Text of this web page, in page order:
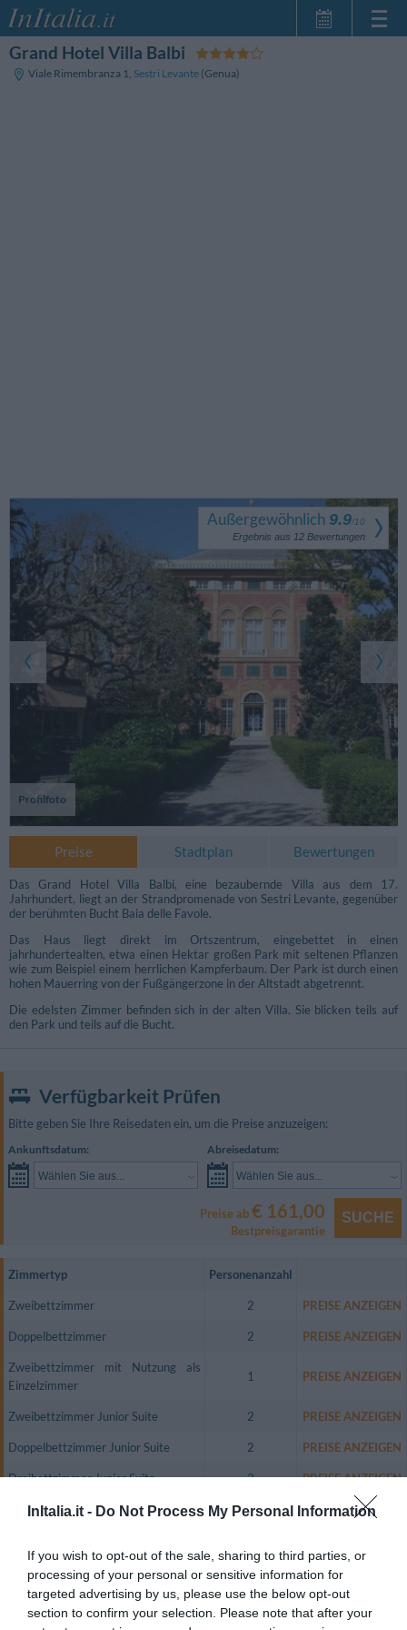
InItalia.it - Do Not Process My Personal Information
If you wish to opt-out of the sale, sharing to third parties, or
processing of your personal or sensitive information for
targeted advertising by us, please use the below opt-out
section to confirm your selection. Please note that after your
Grand Hotel Villa Balbi
Viale Rimembranza 1, Sestri Levante (Genua)
Profilfoto
Außergewöhnlich 9.9/10
Ergebnis aus 12 Bewertungen
Preise Stadtplan Bewertungen
Das Grand Hotel Villa Balbi, eine bezaubernde Villa aus dem 17.
Jahrhundert, liegt an der Strandpromenade von Sestri Levante, gegenüber
der berühmten Bucht Baia delle Favole.
Das Haus liegt direkt im Ortszentrum, eingebettet in einen
jahrhundertealten, etwa einen Hektar großen Park mit seltenen Pflanzen
wie zum Beispiel einem herrlichen Kampferbaum. Der Park ist durch einen
hohen Mauerring von der Fußgängerzone in der Altstadt abgetrennt.
Die edelsten Zimmer befinden sich in der alten Villa. Sie blicken teils auf
den Park und teils auf die Bucht.
Verfügbarkeit Prüfen
Bitte geben Sie Ihre Reisedaten ein, um die Preise anzuzeigen:
Ankunftsdatum:
Wählen Sie aus...
Abreisedatum:
Wählen Sie aus...
Preise ab€ 161,00
Bestpreisgarantie
SUCHE
Zimmertyp Personenanzahl
Zweibettzimmer 2 PREISE ANZEIGEN
Doppelbettzimmer 2 PREISE ANZEIGEN
Zweibettzimmer mit Nutzung als
Einzelzimmer
1 PREISE ANZEIGEN
Zweibettzimmer Junior Suite 2 PREISE ANZEIGEN
Doppelbettzimmer Junior Suite 2 PREISE ANZEIGEN
Dreibettzimmer Junior Suite 3 PREISE ANZEIGEN
Die Zwei- und Dreibettzimmer sowie Junior Suiten sind alle mit teilbaren
Alle Zimmer sind mit Klimaanlage/Heizung, einer Minibar,
Direktwahltelefon, Satellitenfernsehen, einem Safe mit Zahlenschloss und
einem eigenen Bad mit Haartrockner ausgestattet.
Verfügbare Zimmer: Zweibettzimmer, Doppelbettzimmer, Zweibettzimmer